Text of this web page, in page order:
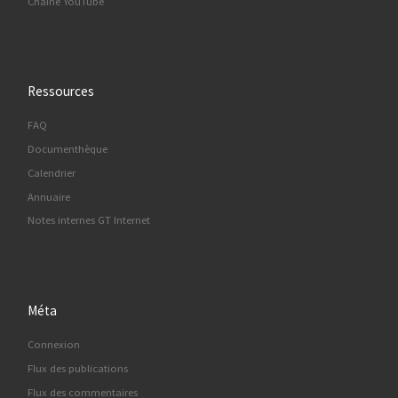
Ressources
FAQ
Documenthèque
Calendrier
Annuaire
Notes internes GT Internet
Méta
Connexion
Flux des publications
Flux des commentaires